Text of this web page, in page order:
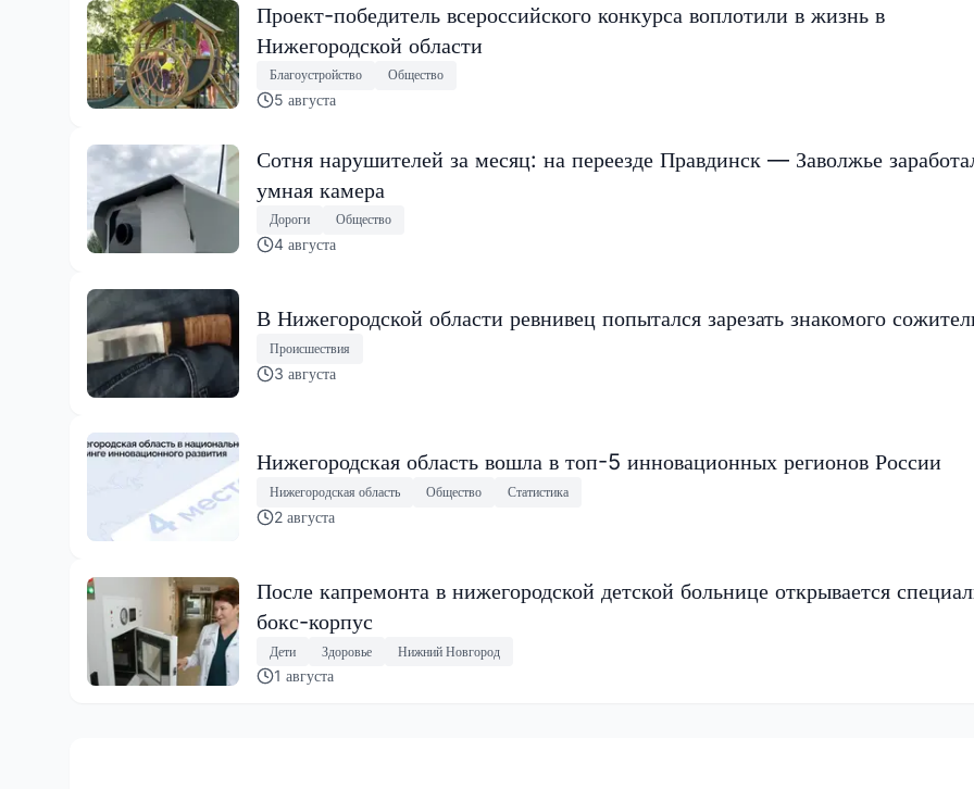
Проект-победитель всероссийского конкурса воплотили в жизнь в
Нижегородской области
Благоустройство Общество
5 августа
Сотня нарушителей за месяц: на переезде Правдинск — Заволжье
умная камера
Дороги Общество
4 августа
В Нижегородской области ревнивец попытался зарезать знакомого
Происшествия
3 августа
Нижегородская область вошла в топ-5 инновационных регионов России
Нижегородская область Общество Статистика
2 августа
После капремонта в нижегородской детской больнице открывается
бокс-корпус
Дети Здоровье Нижний Новгород
1 августа